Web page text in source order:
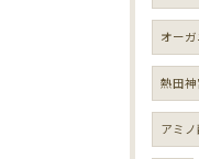
オー
熱田神
アミ